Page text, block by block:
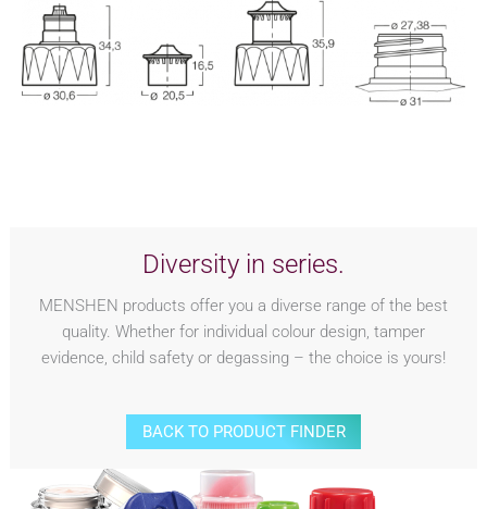
Diversity in series.
MENSHEN products offer you a diverse range of the best
quality. Whether for individual colour design, tamper
evidence, child safety or degassing – the choice is yours!
BACK TO PRODUCT FINDER